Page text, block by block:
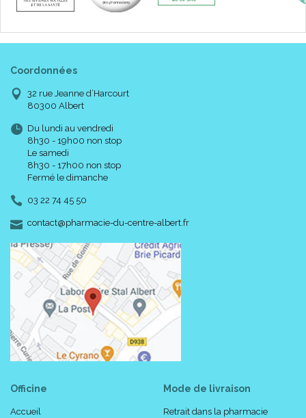
Coordonnées
32 rue Jeanne d’Harcourt
80300 Albert
Du lundi au vendredi
8h30 - 19h00 non stop
Le samedi
8h30 - 17h00 non stop
Fermé le dimanche
03 22 74 45 50
contact-
@-
pharmacie-du-centre-albert.fr
Officine
Accueil
Mode de livraison
Retrait dans la pharmacie